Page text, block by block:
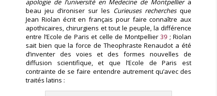
apologie de l’université en Medecine de Montpelliera
beau jeu d’ironiser sur les Curieuses recherchesque
Jean Riolan écrit en français pour faire connaître aux
apothicaires, chirurgiens et tout le peuple, la différence
entre l’Ecole de Paris et celle de Montpellier39 ; Riolan
sait bien que la force de Theophraste Renaudot a été
d’inventer des voies et des formes nouvelles de
diffusion scientifique, et que l’Ecole de Paris est
contrainte de se faire entendre autrement qu’avec des
traités latins :